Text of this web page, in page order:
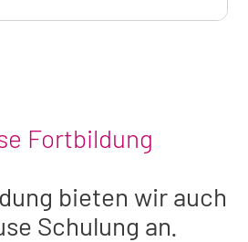
Fortbildung
bieten wir auch
Schulung an.